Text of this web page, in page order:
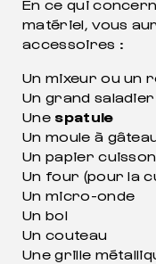
En ce qui
matériel, vous
accessoires :
Un mixeur ou un
Un grand saladier
Une spatule
Un moule à
Un papier
Un four (pour la
Un micro-onde
Un bol
Un couteau
Une grille